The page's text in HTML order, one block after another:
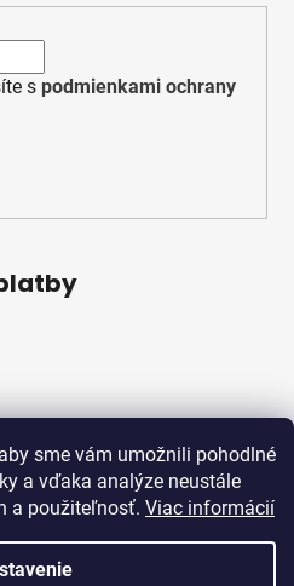
sme vám umožnili pohodlné
a vďaka analýze neustále
a použiteľnosť. Viac informácií
s podmienkami ochrany
Ochrana osobných údajov